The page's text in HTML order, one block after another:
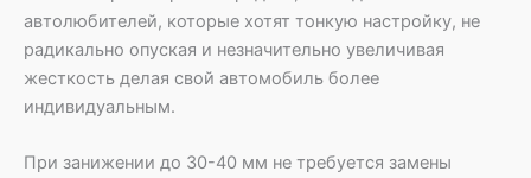
автолюбителей, которые хотят тонкую настройку, не
радикально опуская и незначительно увеличивая
жесткость делая свой автомобиль более
индивидуальным.
При занижении до 30-40 мм не требуется замены